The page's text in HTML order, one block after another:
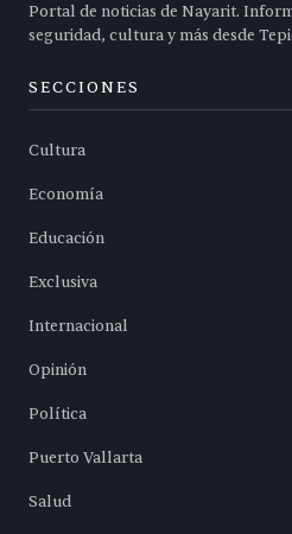
Portal de noticias de Nayarit.
seguridad, cultura y más desde
SECCIONES
Cultura
Economía
Educación
Exclusiva
Internacional
Opinión
Política
Puerto Vallarta
Salud